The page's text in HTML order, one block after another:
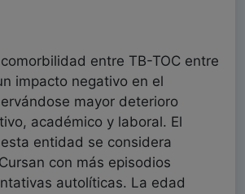
entre TB-TOC entre
impacto negativo en el
mayor deterioro
académico y laboral. El
entidad se considera
con más episodios
autolíticas. La edad